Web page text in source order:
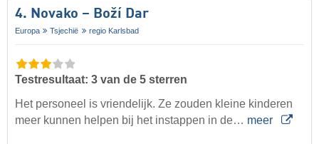
4. Novako – Boží Dar
Europa Tsjechië regio Karlsbad
Testresultaat: 3 van de 5 sterren
Het personeel is vriendelijk. Ze zouden kleine kinderen
meer kunnen helpen bij het instappen in de… meer